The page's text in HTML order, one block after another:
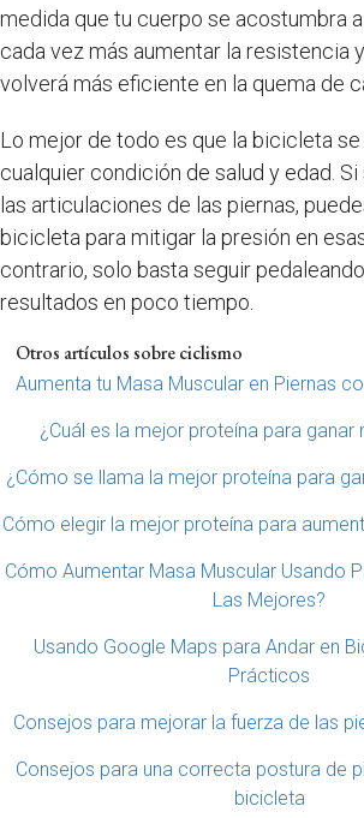
medida que tu cuerpo se acostumbra
cada vez más aumentar la resistencia
volverá más eficiente en la quema de
Lo mejor de todo es que la bicicleta
cualquier condición de salud y edad.
las articulaciones de las piernas,
bicicleta para mitigar la presión en
contrario, solo basta seguir
resultados en poco tiempo.
Otros artículos sobre ciclismo
Aumenta tu Masa Muscular en Piernas
¿Cuál es la mejor proteína para ganar
¿Cómo se llama la mejor proteína para
Cómo elegir la mejor proteína para
Cómo Aumentar Masa Muscular Usando
Las Mejores?
Usando Google Maps para Andar en
Prácticos
Consejos para mejorar la fuerza de las
Consejos para una correcta postura de
bicicleta